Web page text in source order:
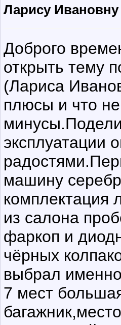
Ларису Ивановну
Доброго
открыть тему
(Лариса
плюсы и что
эксплуатации
машину
комплектация
из салона
фаркоп и
чёрных
выбрал
7 мест